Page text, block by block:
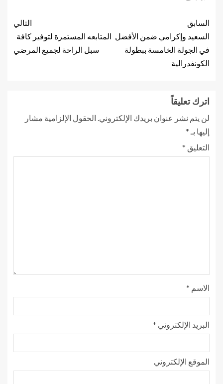
السابق
السعيد وإكرامي ضمن الأفضل
في الجولة الخامسة ببطولة
الكونفدرالية
التالي
المتابعه المستمرة لتوفير كافة
سبل الراحة لجميع المرضي
اترك تعليقاً
لن يتم نشر عنوان بريدك الإلكتروني. الحقول الإلزامية مشار
إليها بـ *
التعليق *
الاسم *
البريد الإلكتروني *
الموقع الإلكتروني